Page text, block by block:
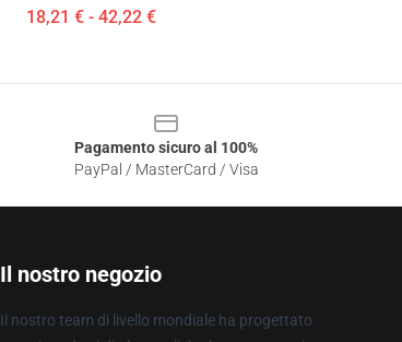
18,21 € - 42,22 €
Pagamento sicuro al 100%
PayPal / MasterCard / Visa
Il nostro negozio
Il nostro team di livello mondiale ha progettato